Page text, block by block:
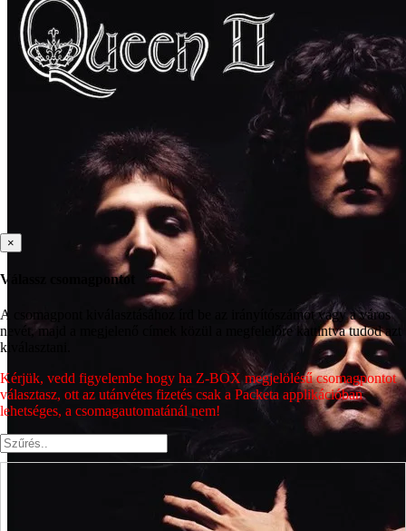
×
Válassz csomagpontot
A csomagpont kiválasztásához írd be az irányítószámot vagy a város
nevét, majd a megjelenő címek közül a megfelelőre kattintva tudod azt
kiválasztani.
Kérjük, vedd figyelembe hogy ha Z-BOX megjelölésű csomagpontot
választasz, ott az utánvétes fizetés csak a Packeta applikációban
lehetséges, a csomagautomatánál nem!